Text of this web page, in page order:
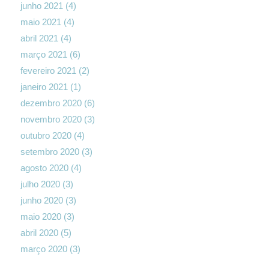
junho 2021 (4)
maio 2021 (4)
abril 2021 (4)
março 2021 (6)
fevereiro 2021 (2)
janeiro 2021 (1)
dezembro 2020(6)
novembro 2020(3)
outubro 2020(4)
setembro 2020(3)
agosto 2020(4)
julho 2020(3)
junho 2020(3)
maio 2020(3)
abril 2020(5)
março 2020(3)